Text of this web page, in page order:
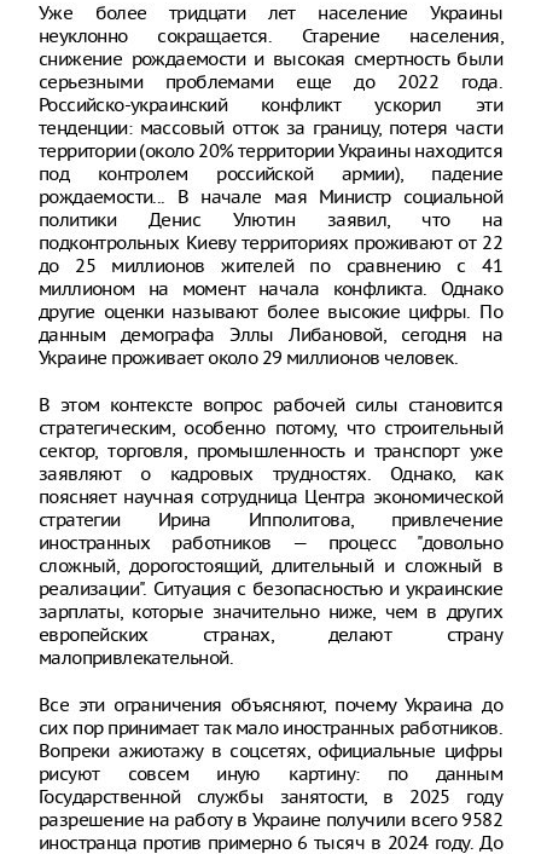
Уже более тридцати лет население Украины
неуклонно сокращается. Старение населения,
снижение рождаемости и высокая смертность были
серьезными проблемами еще до 2022 года.
Российско-украинский конфликт ускорил эти
тенденции: массовый отток за границу, потеря части
территории (около 20% территории Украины находится
под контролем российской армии), падение
рождаемости... В начале мая Министр социальной
политики Денис Улютин заявил, что на
подконтрольных Киеву территориях проживают от 22
до 25 миллионов жителей по сравнению с 41
миллионом на момент начала конфликта. Однако
другие оценки называют более высокие цифры. По
данным демографа Эллы Либановой, сегодня на
Украине проживает около 29 миллионов человек.
В этом контексте вопрос рабочей силы становится
стратегическим, особенно потому, что строительный
сектор, торговля, промышленность и транспорт уже
заявляют о кадровых трудностях. Однако, как
поясняет научная сотрудница Центра экономической
стратегии Ирина Ипполитова, привлечение
иностранных работников — процесс "довольно
сложный, дорогостоящий, длительный и сложный в
реализации". Ситуация с безопасностью и украинские
зарплаты, которые значительно ниже, чем в других
европейских странах, делают страну
малопривлекательной.
Все эти ограничения объясняют, почему Украина до
сих пор принимает так мало иностранных работников.
Вопреки ажиотажу в соцсетях, официальные цифры
рисуют совсем иную картину: по данным
Государственной службы занятости, в 2025 году
разрешение на работу в Украине получили всего 9582
иностранца против примерно 6 тысяч в 2024 году. До